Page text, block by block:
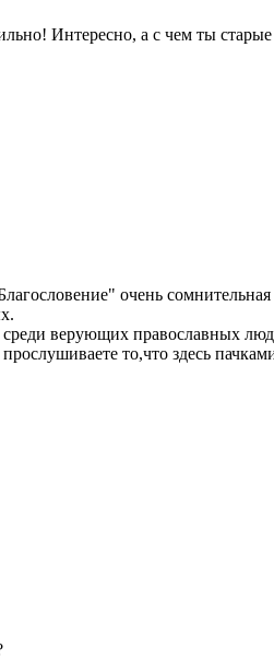
Интересно, а с чем ты
очень
среди верующих православных
то,что здесь